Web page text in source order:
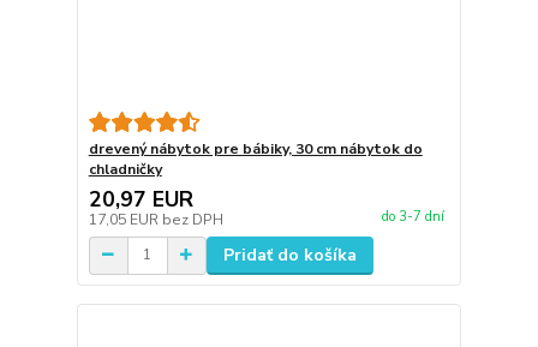
drevený nábytok pre bábiky, 30 cm nábytok do
chladničky
20,97 EUR
17,05 EUR bez DPH do 3-7 dní
Pridať do košíka